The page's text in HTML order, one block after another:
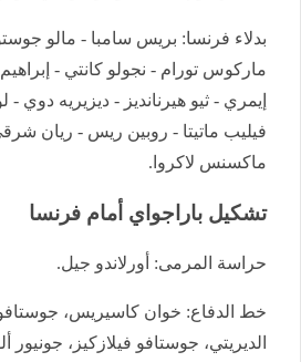
بدلاء فرنسا: بريس سامبا - مالو
ماركوس تورام - نجولو كانتي - إبراهيم
إيمري - ثيو هيرنانديز - ديزيريه دوي
فيليب ماتيتا - روبين ريس - ريان
ماكسنس لاكروا.
تشكيل باراجواي أمام فرنسا
حراسة المرمى: أورلاندو جيل.
خط الدفاع: خوان كاسيريس،
الديريتي، جوستافو فيلازكيز، جونيور